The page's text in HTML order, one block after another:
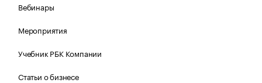
Вебинары
Мероприятия
Учебник РБК Компании
Статьи о бизнесе